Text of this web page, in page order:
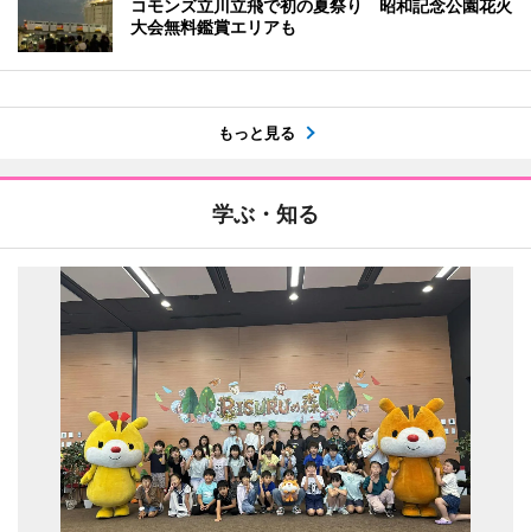
コモンズ立川立飛で初の夏祭り 昭和記念公園花火
大会無料鑑賞エリアも
もっと見る
学ぶ・知る